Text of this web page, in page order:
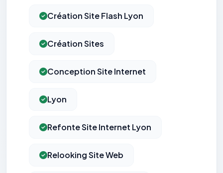
Création Site Flash Lyon
Création Sites
Conception Site Internet
Lyon
Refonte Site Internet Lyon
Relooking Site Web